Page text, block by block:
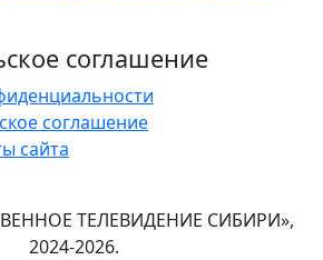
соглашение
соглашение
сайта
ТЕЛЕВИДЕНИЕ СИБИРИ»,
2024-2026.